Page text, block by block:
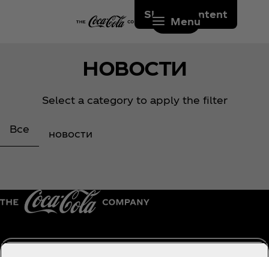
Skip to content
Menu
НОВОСТИ
Select a category to apply the filter
Все новости